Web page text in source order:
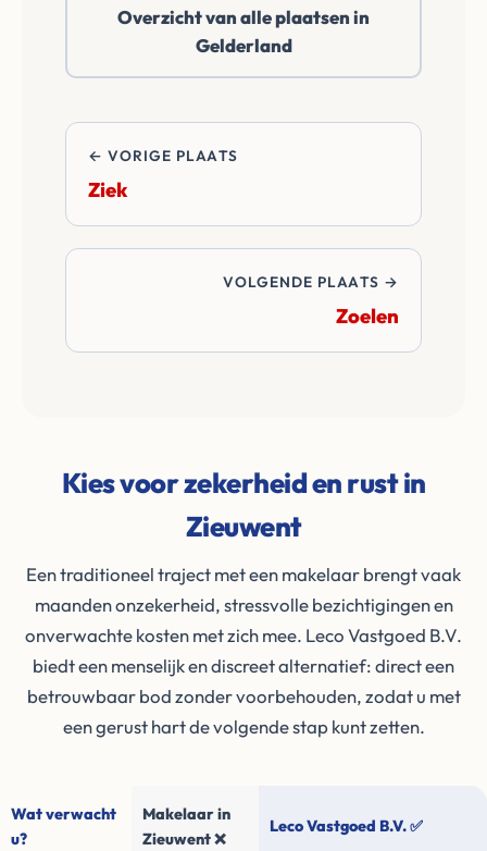
betalen alle
overdrachtskosten
en notariskosten van
Overzicht van alle plaatsen in
Gelderland
← VORIGE PLAATS
Ziek
VOLGENDE PLAATS →
Zoelen
Kies voor zekerheid en rust in
Zieuwent
Een traditioneel traject met een makelaar brengt vaak
maanden onzekerheid, stressvolle bezichtigingen en
onverwachte kosten met zich mee. Leco Vastgoed B.V.
biedt een menselijk en discreet alternatief: direct een
betrouwbaar bod zonder voorbehouden, zodat u met
een gerust hart de volgende stap kunt zetten.
Wat verwacht
u?
Makelaar in
Zieuwent ❌
Leco Vastgoed B.V. ✅